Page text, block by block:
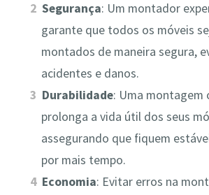
Segurança: Um montador
garante que todos os móveis
montados de maneira segura,
acidentes e danos.
Durabilidade: Uma montagem
prolonga a vida útil dos seus
assegurando que fiquem
por mais tempo.
Economia: Evitar erros na